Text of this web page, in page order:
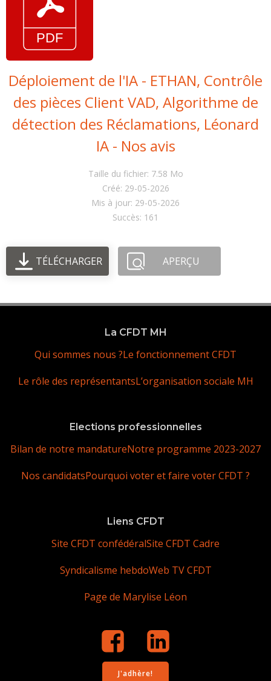
Déploiement de l'IA - ETHAN, Contrôle
des pièces Client VAD, Algorithme de
détection des Réclamations, Léonard
IA - Nos avis
Taille du fichier: 7.58 Mo
Créé: 29-05-2026
Mis à jour: 29-05-2026
Succès: 161
TÉLÉCHARGER APERÇU
La CFDT MH
Qui sommes nous ?Le fonctionnement CFDT
Le rôle des représentantsL’organisation sociale MH
Elections professionnelles
Bilan de notre mandatureNotre programme 2023-2027
Nos candidatsPourquoi voter et faire voter CFDT ?
Liens CFDT
Site CFDT confédéralSite CFDT Cadre
Syndicalisme hebdoWeb TV CFDT
Page de Marylise Léon
J'adhère!